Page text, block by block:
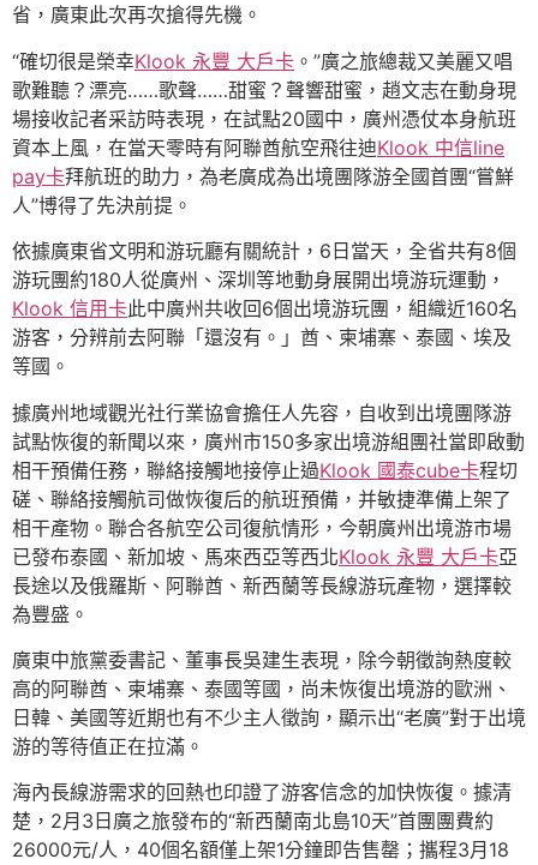
省，廣東此次再次搶得先機。
“確切很是榮幸Klook 永豐 大戶卡 。”廣之旅總裁又美麗又唱
歌難聽？漂亮……歌聲……甜蜜？聲響甜蜜，趙文志在動身現
場接收記者采訪時表現，在試點20國中，廣州憑仗本身航班
資本上風，在當天零時有阿聯酋航空飛往迪Klook 中信line
pay卡拜航班的助力，為老廣成為出境團隊游全國首團“嘗鮮
人”博得了先決前提。
依據廣東省文明和游玩廳有關統計，6日當天，全省共有8個
游玩團約180人從廣州、深圳等地動身展開出境游玩運動，
Klook 信用卡此中廣州共收回6個出境游玩團，組織近160名
游客，分辨前去阿聯「還沒有。」酋、柬埔寨、泰國、埃及
等國。
據廣州地域觀光社行業協會擔任人先容，自收到出境團隊游
試點恢復的新聞以來，廣州市150多家出境游組團社當即啟動
相干預備任務，聯絡接觸地接停止過Klook 國泰cube卡程切
磋、聯絡接觸航司做恢復后的航班預備，并敏捷準備上架了
相干產物。聯合各航空公司復航情形，今朝廣州出境游市場
已發布泰國、新加坡、馬來西亞等西北Klook 永豐 大戶卡亞
長途以及俄羅斯、阿聯酋、新西蘭等長線游玩產物，選擇較
為豐盛。
廣東中旅黨委書記、董事長吳建生表現，除今朝徵詢熱度較
高的阿聯酋、柬埔寨、泰國等國，尚未恢復出境游的歐洲、
日韓、美國等近期也有不少主人徵詢，顯示出“老廣”對于出境
游的等待值正在拉滿。
海內長線游需求的回熱也印證了游客信念的加快恢復。據清
楚，2月3日廣之旅發布的“新西蘭南北島10天”首團團費約
26000元/人，40個名額僅上架1分鐘即告售罄；攜程3月18